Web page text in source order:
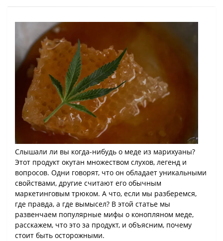
Слышали ли вы когда-нибудь о меде из марихуаны?
Этот продукт окутан множеством слухов, легенд и
вопросов. Одни говорят, что он обладает уникальными
свойствами, другие считают его обычным
маркетинговым трюком. А что, если мы разберемся,
где правда, а где вымысел? В этой статье мы
развенчаем популярные мифы о конопляном меде,
расскажем, что это за продукт, и объясним, почему
стоит быть осторожными.